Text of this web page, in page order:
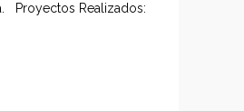
Proyectos Realizados: